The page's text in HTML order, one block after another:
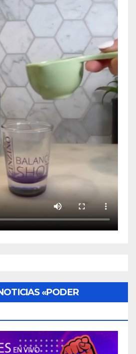
«PODER